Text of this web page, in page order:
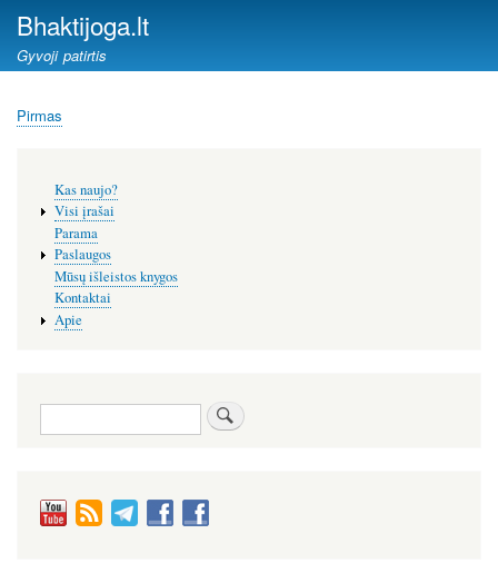
Bhaktijoga.lt
Gyvoji patirtis
Kelias
Pirmas
meniu
Kas naujo?
Visi įrašai
Parama
Paslaugos
Mūsų išleistos knygos
Kontaktai
Apie
Paieška